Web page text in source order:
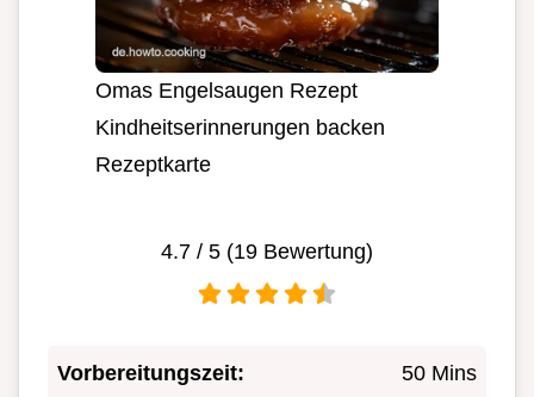
Omas Engelsaugen Rezept
Kindheitserinnerungen backen
Rezeptkarte
4.7 / 5 (19 Bewertung)
Vorbereitungszeit: 50 Mins